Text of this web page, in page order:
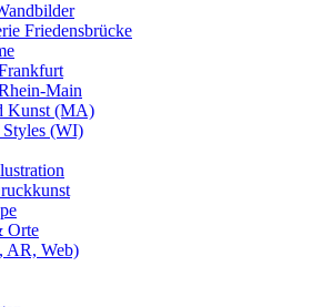
Friedensbrücke
Main
Kunst (MA)
(WI)
Orte
AR, Web)